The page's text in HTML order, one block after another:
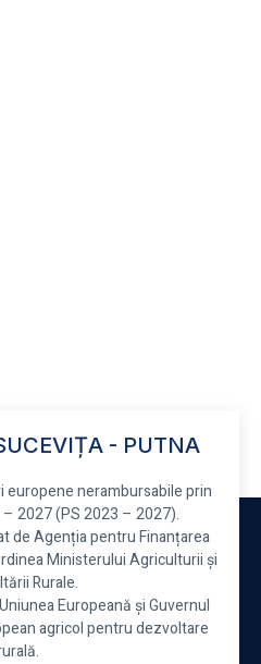
- PUTNA
nerambursabile prin
2027 (PS 2023 – 2027).
de Agenția pentru Finanțarea
Ministerului Agriculturii și
Rurale.
Europeană și Guvernul
agricol pentru dezvoltare